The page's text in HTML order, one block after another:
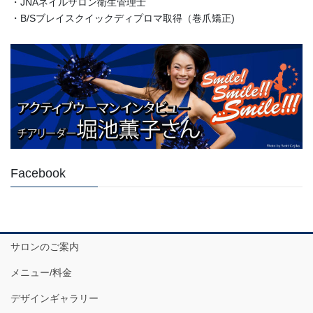
・B/Sブレイスクイックディプロマ取得（巻爪矯正)
Facebook
サロンのご案内
メニュー/料金
デザインギャラリー